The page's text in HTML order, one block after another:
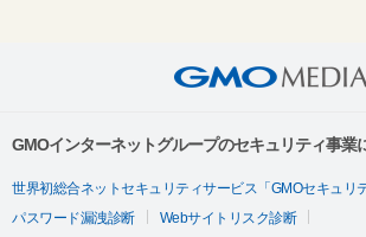
GMOインターネットグループのセキュリティ事業
世界初総合ネットセキュリティサービス「GMOセキュリ
パスワード漏洩診断
Webサイトリスク診断